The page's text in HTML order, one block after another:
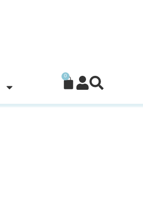
0